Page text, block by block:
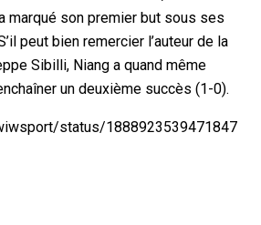
marqué son premier but sous ses
peut bien remercier l’auteur de la
Sibilli, Niang a quand même
un deuxième succès (1-0).
status/1888923539471847